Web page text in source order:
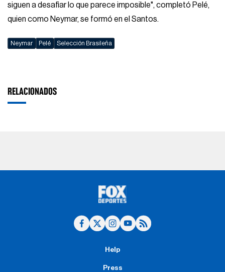
siguen a desafiar lo que parece imposible", completó Pelé,
quien como Neymar, se formó en el Santos.
Neymar Pelé Selección Brasileña
RELACIONADOS
Help
Press